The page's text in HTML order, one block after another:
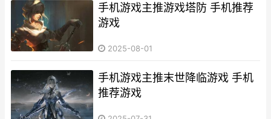
手机游戏主推游戏塔防 手机推荐
游戏
2025-08-01
手机游戏主推末世降临游戏 手机
推荐游戏